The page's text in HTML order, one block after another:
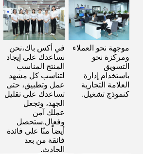
موجهة نحو العملاء
ومركزة نحو
التسويق
باستخدام إدارة
العلامة التجارية
كنموذج تشغيل.
في أكس باك،نحن
نساعدك على إيجاد
المنتج المناسب
لتناسب كل مشهد
عمل وتطبيق، حتى
تساعدك على تقليل
الجهد، وتجعل
عملك آمن
وفعال.ستحصل
أيضاً منّا على فائدة
فائقة من بعد
الحادث.